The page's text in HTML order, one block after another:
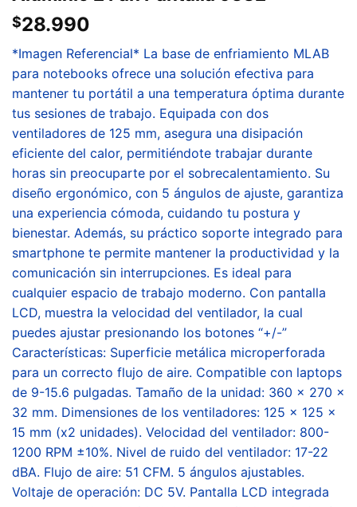
$28.990
*Imagen Referencial* La base de enfriamiento MLAB
para notebooks ofrece una solución efectiva para
mantener tu portátil a una temperatura óptima durante
tus sesiones de trabajo. Equipada con dos
ventiladores de 125 mm, asegura una disipación
eficiente del calor, permitiéndote trabajar durante
horas sin preocuparte por el sobrecalentamiento. Su
diseño ergonómico, con 5 ángulos de ajuste, garantiza
una experiencia cómoda, cuidando tu postura y
bienestar. Además, su práctico soporte integrado para
smartphone te permite mantener la productividad y la
comunicación sin interrupciones. Es ideal para
cualquier espacio de trabajo moderno. Con pantalla
LCD, muestra la velocidad del ventilador, la cual
puedes ajustar presionando los botones “+/-”
Características: Superficie metálica microperforada
para un correcto flujo de aire. Compatible con laptops
de 9-15.6 pulgadas. Tamaño de la unidad: 360 x 270 x
32 mm. Dimensiones de los ventiladores: 125 x 125 x
15 mm (x2 unidades). Velocidad del ventilador: 800-
1200 RPM ±10%. Nivel de ruido del ventilador: 17-22
dBA. Flujo de aire: 51 CFM. 5 ángulos ajustables.
Voltaje de operación: DC 5V. Pantalla LCD integrada